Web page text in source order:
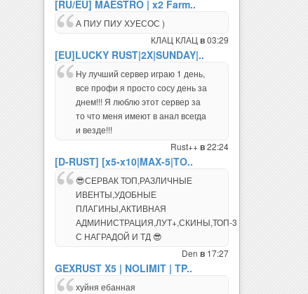
А ПИУ ПИУ ХУЕСОС )
КЛАЦ КЛАЦ
[EU]LUCKY RUST|2X|SUNDAY|..
Ну лучший сервер играю 1 день,
все профи я просто сосу день за
днем!!! Я люблю этот сервер за
то что меня имеют в анал всегда
и везде!!!
[D-RUST] [x5-x10|MAX-5|TO..
😎СЕРВАК ТОП,РАЗЛИЧНЫЕ
ИВЕНТЫ,УДОБНЫЕ
ПЛАГИНЫ,АКТИВНАЯ
АДМИНИСТРАЦИЯ,ЛУТ+,СКИНЫ,ТОП-3
С НАГРАДОЙ И ТД 😎
GEXRUST X5 | NOLIMIT | TP..
хуйня ебанная